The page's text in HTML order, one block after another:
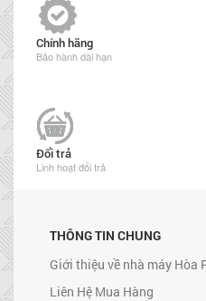
Chính hãng
Bảo hành dài hạn
Đổi trả
Linh hoạt đổi trả
THÔNG TIN CHUNG
Giới thiệu về nhà máy Hòa
Liên Hệ Mua Hàng